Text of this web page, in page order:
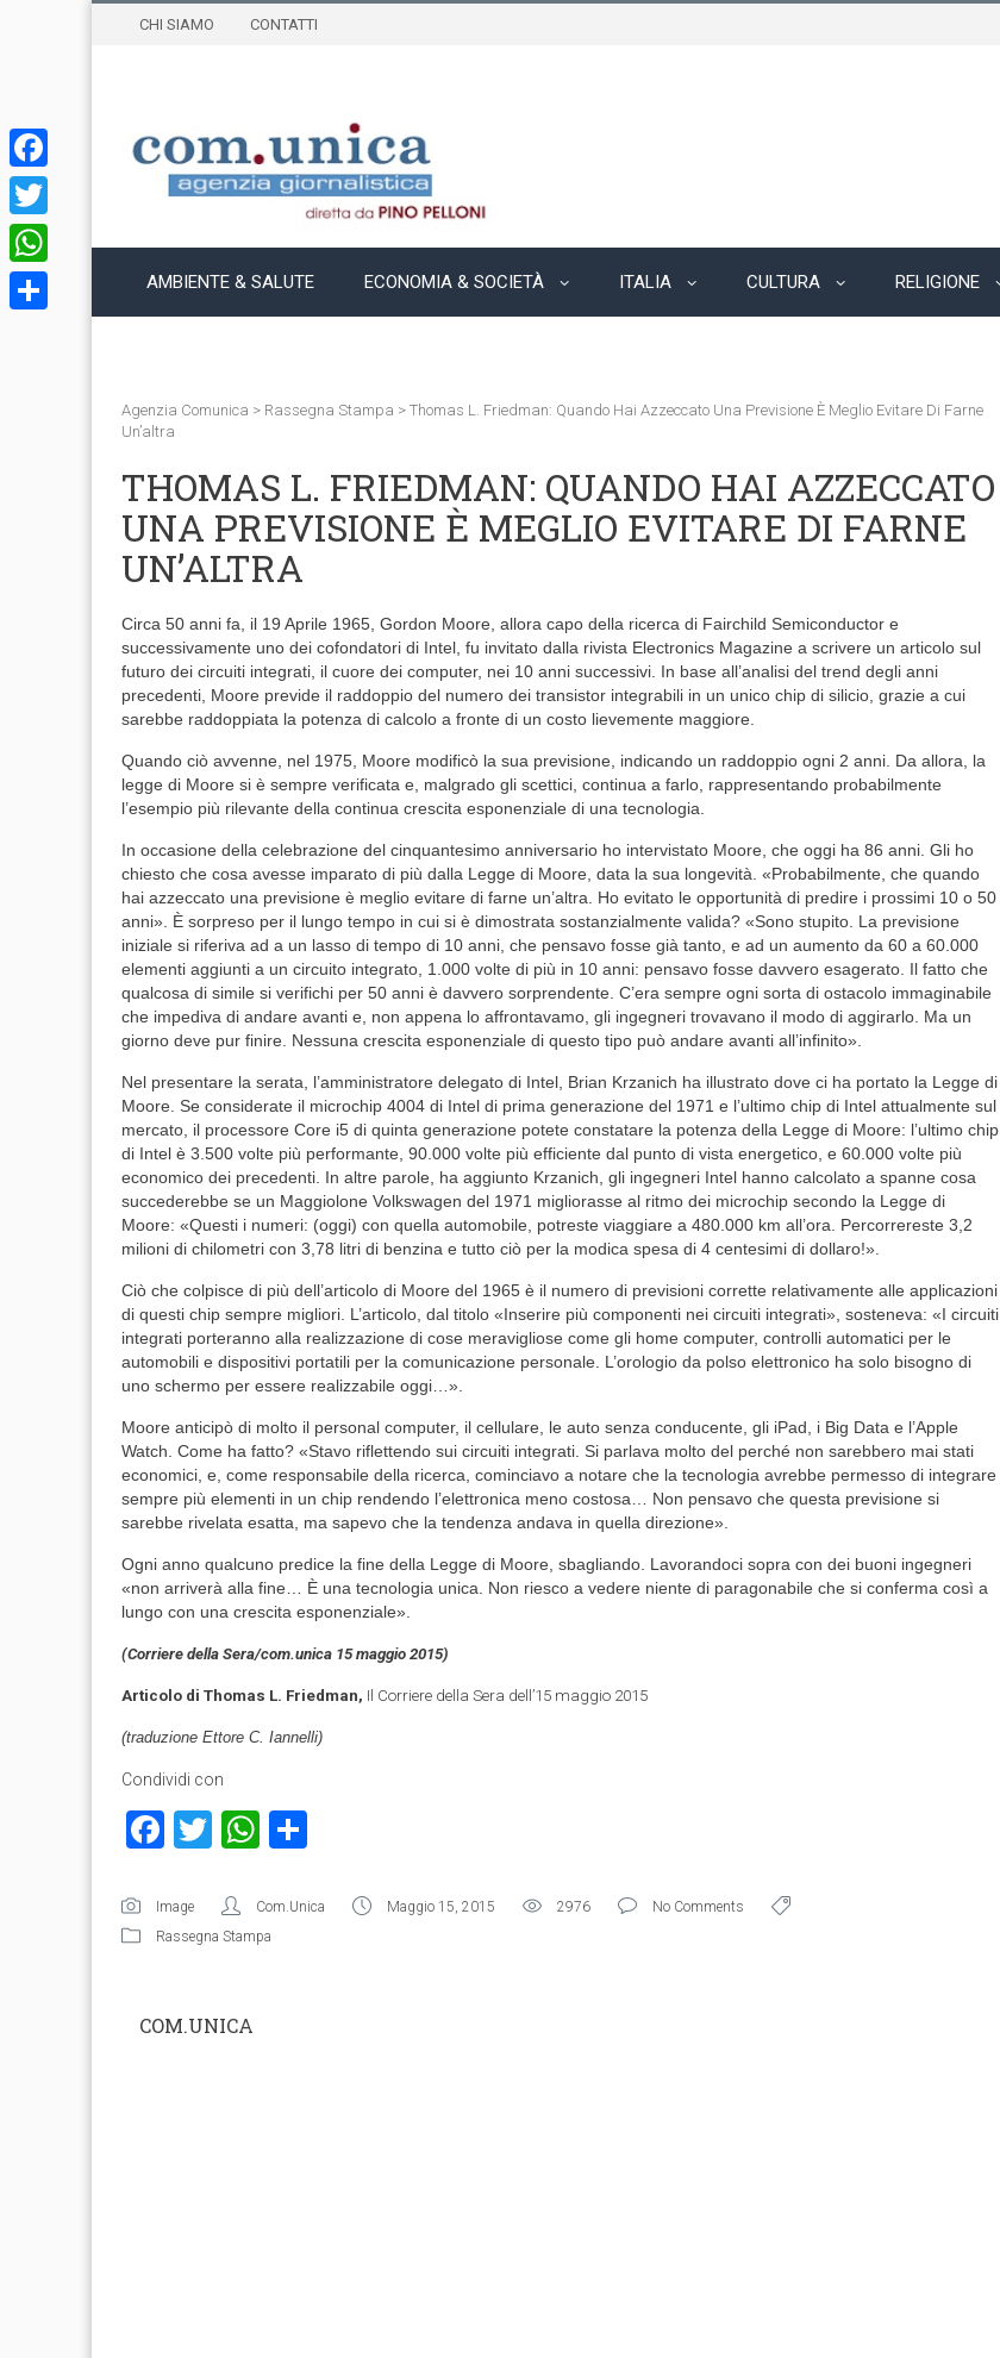
CHI SIAMO CONTATTI
AMBIENTE & SALUTE ECONOMIA & SOCIETÀ ITALIA CULTURA RELIGIONE
Agenzia Comunica > Rassegna Stampa > Thomas L. Friedman: Quando Hai Azzeccato Una Previsione È Meglio Evitare Di Farne
Un’altra
THOMAS L. FRIEDMAN: QUANDO HAI AZZECCATO
UNA PREVISIONE È MEGLIO EVITARE DI FARNE
UN’ALTRA
Circa 50 anni fa, il 19 Aprile 1965, Gordon Moore, allora capo della ricerca di Fairchild Semiconductor e
successivamente uno dei cofondatori di Intel, fu invitato dalla rivista Electronics Magazine a scrivere un articolo sul
futuro dei circuiti integrati, il cuore dei computer, nei 10 anni successivi. In base all’analisi del trend degli anni
precedenti, Moore previde il raddoppio del numero dei transistor integrabili in un unico chip di silicio, grazie a cui
sarebbe raddoppiata la potenza di calcolo a fronte di un costo lievemente maggiore.
Quando ciò avvenne, nel 1975, Moore modificò la sua previsione, indicando un raddoppio ogni 2 anni. Da allora, la
legge di Moore si è sempre verificata e, malgrado gli scettici, continua a farlo, rappresentando probabilmente
l’esempio più rilevante della continua crescita esponenziale di una tecnologia.
In occasione della celebrazione del cinquantesimo anniversario ho intervistato Moore, che oggi ha 86 anni. Gli ho
chiesto che cosa avesse imparato di più dalla Legge di Moore, data la sua longevità. «Probabilmente, che quando
hai azzeccato una previsione è meglio evitare di farne un’altra. Ho evitato le opportunità di predire i prossimi 10 o 50
anni». È sorpreso per il lungo tempo in cui si è dimostrata sostanzialmente valida? «Sono stupito. La previsione
iniziale si riferiva ad a un lasso di tempo di 10 anni, che pensavo fosse già tanto, e ad un aumento da 60 a 60.000
elementi aggiunti a un circuito integrato, 1.000 volte di più in 10 anni: pensavo fosse davvero esagerato. Il fatto che
qualcosa di simile si verifichi per 50 anni è davvero sorprendente. C’era sempre ogni sorta di ostacolo immaginabile
che impediva di andare avanti e, non appena lo affrontavamo, gli ingegneri trovavano il modo di aggirarlo. Ma un
giorno deve pur finire. Nessuna crescita esponenziale di questo tipo può andare avanti all’infinito».
Nel presentare la serata, l’amministratore delegato di Intel, Brian Krzanich ha illustrato dove ci ha portato la Legge di
Moore. Se considerate il microchip 4004 di Intel di prima generazione del 1971 e l’ultimo chip di Intel attualmente sul
mercato, il processore Core i5 di quinta generazione potete constatare la potenza della Legge di Moore: l’ultimo chip
di Intel è 3.500 volte più performante, 90.000 volte più efficiente dal punto di vista energetico, e 60.000 volte più
economico dei precedenti. In altre parole, ha aggiunto Krzanich, gli ingegneri Intel hanno calcolato a spanne cosa
succederebbe se un Maggiolone Volkswagen del 1971 migliorasse al ritmo dei microchip secondo la Legge di
Moore: «Questi i numeri: (oggi) con quella automobile, potreste viaggiare a 480.000 km all’ora. Percorrereste 3,2
milioni di chilometri con 3,78 litri di benzina e tutto ciò per la modica spesa di 4 centesimi di dollaro!».
Ciò che colpisce di più dell’articolo di Moore del 1965 è il numero di previsioni corrette relativamente alle applicazioni
di questi chip sempre migliori. L’articolo, dal titolo «Inserire più componenti nei circuiti integrati», sosteneva: «I circuiti
integrati porteranno alla realizzazione di cose meravigliose come gli home computer, controlli automatici per le
automobili e dispositivi portatili per la comunicazione personale. L’orologio da polso elettronico ha solo bisogno di
uno schermo per essere realizzabile oggi…».
Moore anticipò di molto il personal computer, il cellulare, le auto senza conducente, gli iPad, i Big Data e l’Apple
Watch. Come ha fatto? «Stavo riflettendo sui circuiti integrati. Si parlava molto del perché non sarebbero mai stati
economici, e, come responsabile della ricerca, cominciavo a notare che la tecnologia avrebbe permesso di integrare
sempre più elementi in un chip rendendo l’elettronica meno costosa… Non pensavo che questa previsione si
sarebbe rivelata esatta, ma sapevo che la tendenza andava in quella direzione».
Ogni anno qualcuno predice la fine della Legge di Moore, sbagliando. Lavorandoci sopra con dei buoni ingegneri
«non arriverà alla fine… È una tecnologia unica. Non riesco a vedere niente di paragonabile che si conferma così a
lungo con una crescita esponenziale».
(Corriere della Sera/com.unica 15 maggio 2015)
Articolo di Thomas L. Friedman, Il Corriere della Sera dell’15 maggio 2015
(traduzione Ettore C. Iannelli)
Condividi con
Facebook
TwitterWhatsApp
Image Com.Unica Maggio 15, 2015 2976
No Comments
Rassegna Stampa
COM.UNICA
Facebook
Twitter
WhatsApp